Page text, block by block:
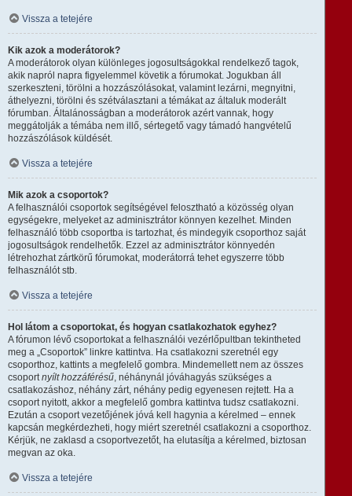
Vissza a tetejére
Kik azok a moderátorok?
A moderátorok olyan különleges jogosultságokkal rendelkező tagok,
akik napról napra figyelemmel követik a fórumokat. Jogukban áll
szerkeszteni, törölni a hozzászólásokat, valamint lezárni, megnyitni,
áthelyezni, törölni és szétválasztani a témákat az általuk moderált
fórumban. Általánosságban a moderátorok azért vannak, hogy
meggátolják a témába nem illő, sértegető vagy támadó hangvételű
hozzászólások küldését.
Vissza a tetejére
Mik azok a csoportok?
A felhasználói csoportok segítségével felosztható a közösség olyan
egységekre, melyeket az adminisztrátor könnyen kezelhet. Minden
felhasználó több csoportba is tartozhat, és mindegyik csoporthoz saját
jogosultságok rendelhetők. Ezzel az adminisztrátor könnyedén
létrehozhat zártkörű fórumokat, moderátorrá tehet egyszerre több
felhasználót stb.
Vissza a tetejére
Hol látom a csoportokat, és hogyan csatlakozhatok egyhez?
A fórumon lévő csoportokat a felhasználói vezérlőpultban tekintheted
meg a „Csoportok” linkre kattintva. Ha csatlakozni szeretnél egy
csoporthoz, kattints a megfelelő gombra. Mindemellett nem az összes
csoportnyílt hozzáférésű, néhánynál jóváhagyás szükséges a
csatlakozáshoz, néhány zárt, néhány pedig egyenesen rejtett. Ha a
csoport nyitott, akkor a megfelelő gombra kattintva tudsz csatlakozni.
Ezután a csoport vezetőjének jóvá kell hagynia a kérelmed – ennek
kapcsán megkérdezheti, hogy miért szeretnél csatlakozni a csoporthoz.
Kérjük, ne zaklasd a csoportvezetőt, ha elutasítja a kérelmed, biztosan
megvan az oka.
Vissza a tetejére